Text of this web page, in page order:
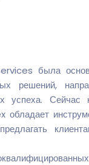
была
решений,
Сейчас
обладает